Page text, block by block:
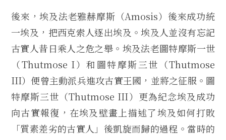
後來，埃及法老雅赫摩斯（Amosis）後來成功統
一埃及，把西克索人逐出埃及。埃及人並沒有忘記
古實人昔日乘人之危之舉。埃及法老圖特摩斯一世
（Thutmose I）和圖特摩斯三世（Thutmose
III）便曾主動派兵進攻古實王國，並將之征服。圖
特摩斯三世（Thutmose III）更為紀念埃及成功
向古實報復，在埃及壁畫上描述了埃及如何打敗
「質素差劣的古實人」後凱旋而歸的過程。當時的